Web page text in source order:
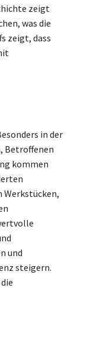
zeigt
was die
zeigt, dass
in der
Betroffenen
kommen
und
steigern.